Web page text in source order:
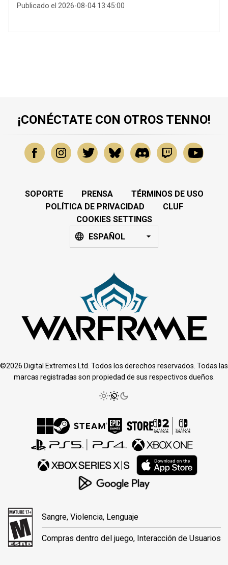
Publicado el 2026-08-04 13:45:00
¡CONÉCTATE CON OTROS TENNO!
SOPORTE PRENSA
TÉRMINOS DE USO
POLÍTICA DE PRIVACIDAD
CLUF
COOKIES SETTINGS
ESPAÑOL
©2026 Digital Extremes Ltd. Todos los derechos reservados. Todas las
marcas registradas son propiedad de sus respectivos dueños.
Sangre, Violencia, Lenguaje
Compras dentro del juego, Interacción de Usuarios